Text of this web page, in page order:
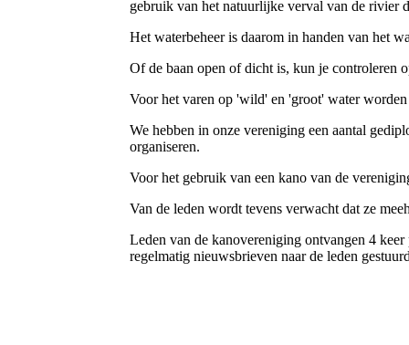
gebruik van het natuurlijke verval van de rivier
Het waterbeheer is daarom in handen van het
Of de baan open of dicht is, kun je controleren
Voor het varen op 'wild' en 'groot' water
We hebben in onze vereniging een aantal
organiseren.
Voor het gebruik van een kano van de
Van de leden wordt tevens verwacht dat ze
Leden van de kanovereniging ontvangen 4
regelmatig nieuwsbrieven naar de leden